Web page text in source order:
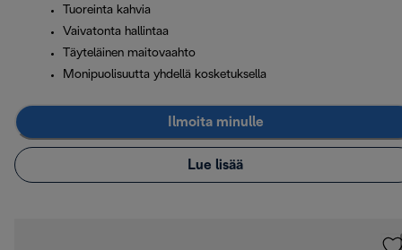
Tuoreinta kahvia
Vaivatonta hallintaa
Täyteläinen maitovaahto
Monipuolisuutta yhdellä kosketuksella
Ilmoita minulle
Lue lisää